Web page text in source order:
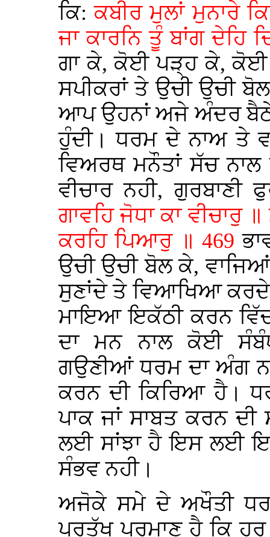
ਕਿ:ਕਬੀਰ ਮੁਲਾਂ ਮੁਨਾਰੇ
ਜਾ ਕਾਰਨਿ ਤੂੰ ਬਾਂਗ ਦੇਹਿ
ਗਾ ਕੇ, ਕੋਈ ਪੜ੍ਹ ਕੇ, ਕੋਈ
ਸਪੀਕਰਾਂ ਤੇ ਉਚੀ ਉਚੀ
ਆਪ ਉਹਨਾਂ ਅਜੇ ਅੰਦਰ ਬੈਠੇ
ਹੁੰਦੀ। ਧਰਮ ਦੇ ਨਾਅ ਤੇ
ਵਿਅਰਥ ਮਨੌਤਾਂ ਸੱਚ
ਵੀਚਾਰ ਨਹੀ, ਗੁਰਬਾਣੀ
ਗਾਵਹਿ ਜੋਧਾ ਕਾ ਵੀਚਾਰੁ
ਕਰਹਿ ਪਿਆਰੁ ॥ 469
ਉਚੀ ਉਚੀ ਬੋਲ ਕੇ,
ਸੁਣਾਂਦੇ ਤੇ ਵਿਆਖਿਆ
ਮਾਇਆ ਇਕੱਠੀ ਕਰਨ
ਦਾ ਮਨ ਨਾਲ ਕੋਈ
ਗਉਣੀਆਂ ਧਰਮ ਦਾ ਅੰਗ
ਕਰਨ ਦੀ ਕਿਰਿਆ ਹੈ।
ਪਾਕ ਜਾਂ ਸਾਬਤ ਕਰਨ ਦੀ
ਲਈ ਸਾਂਝਾ ਹੈ ਇਸ ਲਈ
ਸੰਭਵ ਨਹੀ।
ਅਜੋਕੇ ਸਮੇ ਦੇ ਅਖੌਤੀ
ਪ੍ਰਤੱਖ ਪ੍ਰਮਾਣ ਹੈ ਕਿ